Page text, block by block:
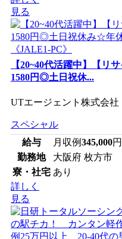
見る
【20~40代活躍中】【リ
1580円◎土日祝休...
UTエージェント株式会
スペシャル
給与
月収例345,000円
勤務地
大阪府 枚方市
寮・社宅 あり
詳しく
見る